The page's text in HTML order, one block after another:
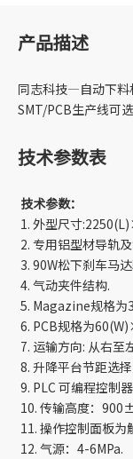
产品描述
同志科技—自动下料
SMT/PCB生产线可
技术参数表
技术参数：
1. 外型尺寸
2. 专用铝型材导轨
3. 90W松下刹车马
4. 气动夹件结构.
5. Magazine规格
6. PCB规格为
7. 运输方向: 从右至
8. 升降平台节距选
9. PLC 可编程控制
10. 传输高度：
11. 操作控制面板为
12. 气源：4-6MPa.